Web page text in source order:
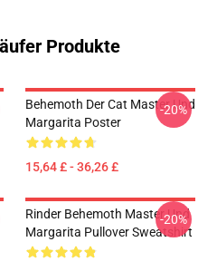
Produkte
Behemoth Der Cat Master Und
Margarita Poster
15,64 £ - 36,26 £
-20%
Rinder Behemoth Master Und
Margarita Pullover Sweatshirt
-20%